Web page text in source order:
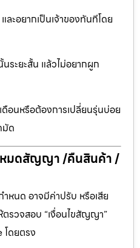
ะอยากเป็นเจ้าของทันทีโดย
ระยะสั้น แล้วไม่อยากผูก
ดือนหรือต้องการเปลี่ยนรุ่นบ่อย
ด
หมดสัญญา /คืนสินค้า /
นด อาจมีค่าปรับ หรือเสีย
รวจสอบ “เงื่อนไขสัญญา”
ดยตรง